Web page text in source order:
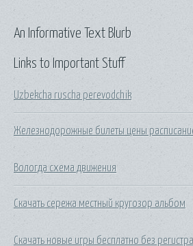
Links to Important Stuff
Uzbekcha ruscha perevodchik
Железнодорожные билеты цены
Вологда схема движения
Скачать сережа местный кругозор альбом
Скачать новые игры бесплатно без
An Informative Text Blurb